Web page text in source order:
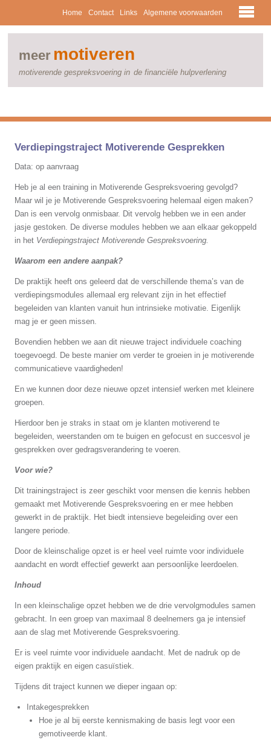
Home Contact Links Algemene voorwaarden
meer motiveren
motiverende gespreksvoering in de financiële hulpverlening
Verdiepingstraject Motiverende Gesprekken
Data: op aanvraag
Heb je al een training in Motiverende Gespreksvoering gevolgd?
Maar wil je je Motiverende Gespreksvoering helemaal eigen maken?
Dan is een vervolg onmisbaar. Dit vervolg hebben we in een ander
jasje gestoken. De diverse modules hebben we aan elkaar gekoppeld
in het Verdiepingstraject Motiverende Gespreksvoering.
Waarom een andere aanpak?
De praktijk heeft ons geleerd dat de verschillende thema’s van de
verdiepingsmodules allemaal erg relevant zijn in het effectief
begeleiden van klanten vanuit hun intrinsieke motivatie. Eigenlijk
mag je er geen missen.
Bovendien hebben we aan dit nieuwe traject individuele coaching
toegevoegd. De beste manier om verder te groeien in je motiverende
communicatieve vaardigheden!
En we kunnen door deze nieuwe opzet intensief werken met kleinere
groepen.
Hierdoor ben je straks in staat om je klanten motiverend te
begeleiden, weerstanden om te buigen en gefocust en succesvol je
gesprekken over gedragsverandering te voeren.
Voor wie?
Dit trainingstraject is zeer geschikt voor mensen die kennis hebben
gemaakt met Motiverende Gespreksvoering en er mee hebben
gewerkt in de praktijk. Het biedt intensieve begeleiding over een
langere periode.
Door de kleinschalige opzet is er heel veel ruimte voor individuele
aandacht en wordt effectief gewerkt aan persoonlijke leerdoelen.
Inhoud
In een kleinschalige opzet hebben we de drie vervolgmodules samen
gebracht. In een groep van maximaal 8 deelnemers ga je intensief
aan de slag met Motiverende Gespreksvoering.
Er is veel ruimte voor individuele aandacht. Met de nadruk op de
eigen praktijk en eigen casuïstiek.
Tijdens dit traject kunnen we dieper ingaan op:
Intakegesprekken
Hoe je al bij eerste kennismaking de basis legt voor een
gemotiveerde klant.